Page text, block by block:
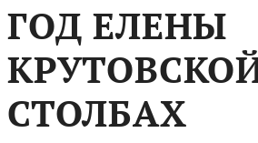
ГОД ЕЛЕНЫ
СТОЛБАХ